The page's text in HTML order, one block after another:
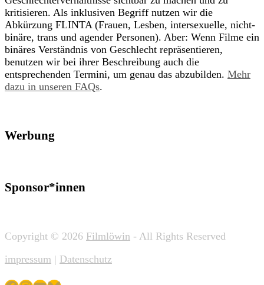
kritisieren. Als inklusiven Begriff nutzen wir die
Abkürzung FLINTA (Frauen, Lesben, intersexuelle, nicht-
binäre, trans und agender Personen). Aber: Wenn Filme ein
binäres Verständnis von Geschlecht repräsentieren,
benutzen wir bei ihrer Beschreibung auch die
entsprechenden Termini, um genau das abzubilden. Mehr
dazu in unseren FAQs.
Werbung
Sponsor*innen
Copyright © 2026 Filmlöwin - All Rights Reserved
impressum | Datenschutz